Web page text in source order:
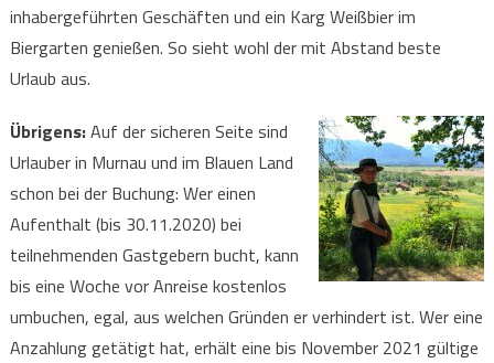
inhabergeführten Geschäften und ein Karg Weißbier im
Biergarten genießen. So sieht wohl der mit Abstand beste
Urlaub aus.
Übrigens:Auf der sicheren Seite sind
Urlauber in Murnau und im Blauen Land
schon bei der Buchung: Wer einen
Aufenthalt (bis 30.11.2020) bei
teilnehmenden Gastgebern bucht, kann
bis eine Woche vor Anreise kostenlos
umbuchen, egal, aus welchen Gründen er verhindert ist. Wer eine
Anzahlung getätigt hat, erhält eine bis November 2021 gültige